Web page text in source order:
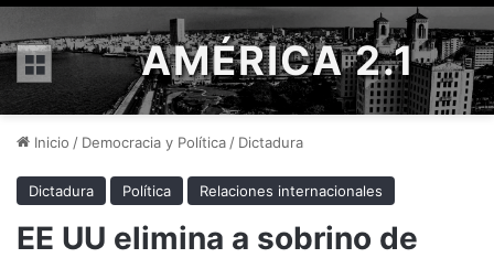
Menú AMÉRICA 2.1
Inicio / Democracia y Política / Dictadura
Dictadura Política Relaciones internacionales
EE UU elimina a sobrino de